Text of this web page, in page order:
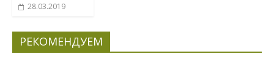
28.03.2019
РЕКОМЕНДУЕМ